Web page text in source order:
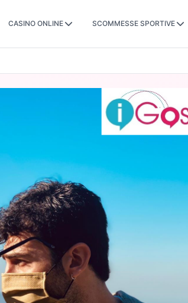
CASINO ONLINE SCOMMESSE SPORTIVE